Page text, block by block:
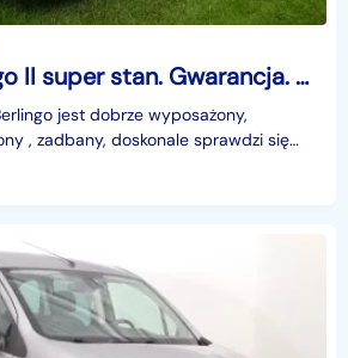
Citroen Berlingo II super stan. Gwarancja. Polecam!!!
jest dobrze wyposażony,
, zadbany, doskonale sprawdzi się